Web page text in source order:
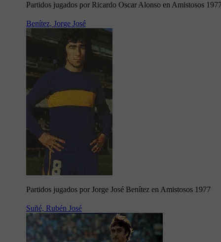
Partidos jugados por Ricardo Oscar Alonso en Amistosos
Benítez, Jorge José
Partidos jugados por Jorge José Benítez en Amistosos 1977
Suñé, Rubén José